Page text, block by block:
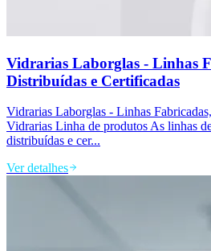
Vidrarias Laborglas - Linhas
Distribuídas e Certificadas
Vidrarias Laborglas - Linhas
Vidrarias Linha de produtos As linhas
distribuídas e cer...
Ver detalhes